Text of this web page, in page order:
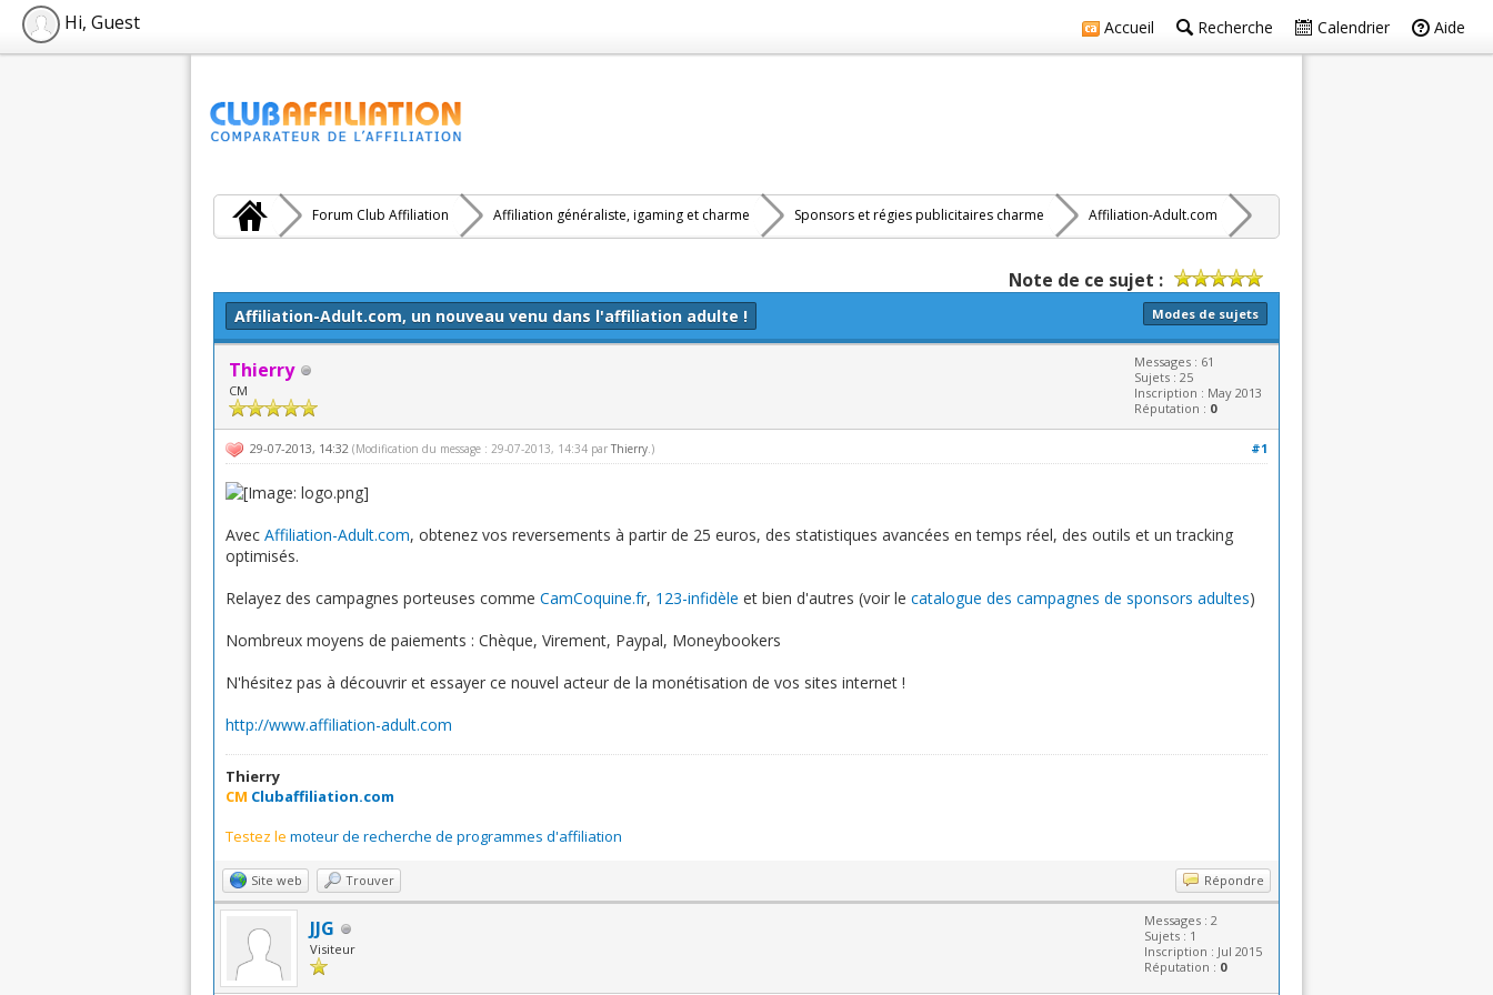
Accueil Recherche Calendrier Aide
Hi, Guest
Forum Club Affiliation Affiliation généraliste, igaming et charme Sponsors et régies publicitaires charme Affiliation-Adult.com
Note de ce sujet :
Modes de sujets
Affiliation-Adult.com, un nouveau venu dans l'affiliation adulte !
Thierry
CM
Messages : 61
Sujets : 25
Inscription : May 2013
Réputation : 0
#1
29-07-2013, 14:32 (Modification du message : 29-07-2013, 14:34 par Thierry.)
Avec Affiliation-Adult.com, obtenez vos reversements à partir de 25 euros, des statistiques avancées en temps réel, des outils et un tracking
optimisés.
Relayez des campagnes porteuses comme CamCoquine.fr, 123-infidèle et bien d'autres (voir le catalogue des campagnes de sponsors adultes)
Nombreux moyens de paiements : Chèque, Virement, Paypal, Moneybookers
N'hésitez pas à découvrir et essayer ce nouvel acteur de la monétisation de vos sites internet !
http://www.affiliation-adult.com
Thierry
CM Clubaffiliation.com
Testez le moteur de recherche de programmes d'affiliation
Site web Trouver Répondre
JJG
Visiteur
Messages : 2
Sujets : 1
Inscription : Jul 2015
Réputation : 0